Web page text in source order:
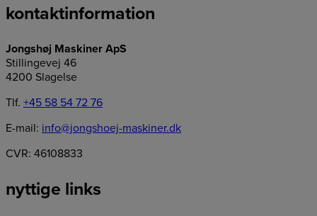
kontaktinformation
Jongshøj Maskiner ApS
Stillingevej 46
4200 Slagelse
Tlf. +45 58 54 72 76
E-mail: info@jongshoej-maskiner.dk
CVR: 46108833
nyttige links